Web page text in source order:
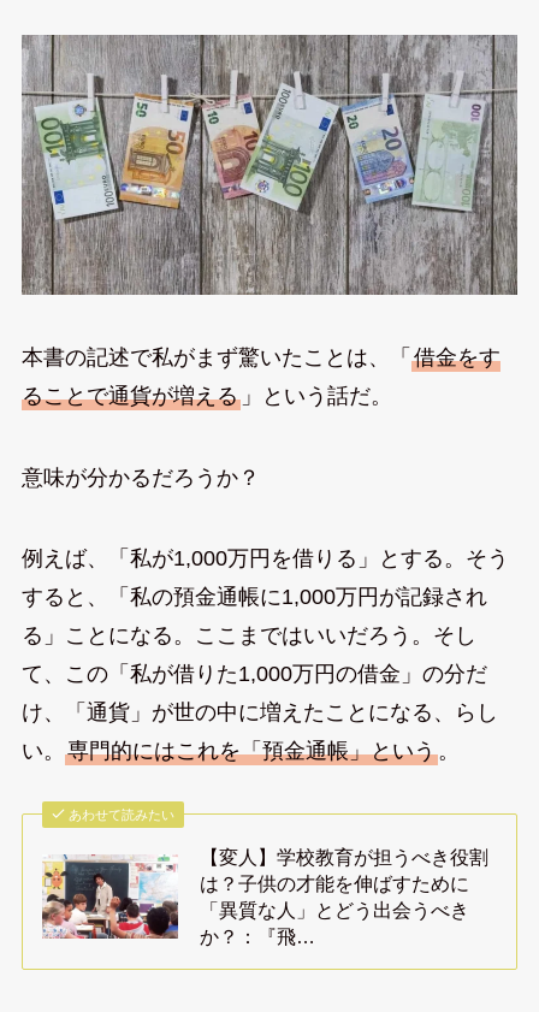
本書の記述で私がまず驚いたことは、「 借金をす
ることで通貨が増える」という話だ。
意味が分かるだろうか？
例えば、「私が1,000万円を借りる」とする。そう
すると、「私の預金通帳に1,000万円が記録され
る」ことになる。ここまではいいだろう。そし
て、この「私が借りた1,000万円の借金」の分だ
け、「通貨」が世の中に増えたことになる、らし
い。 専門的にはこれを「預金通帳」という。
あわせて読みたい
【変人】学校教育が担うべき役割
は？子供の才能を伸ばすために
「異質な人」とどう出会うべき
か？：『飛…